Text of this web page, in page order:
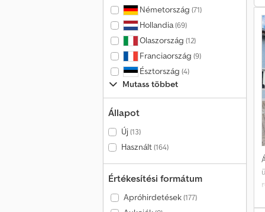
Németország (71)
Hollandia(69)
Olaszország (12)
Franciaország (9)
Észtország (4)
Mutass többet
Állapot
Új(13)
Használt(164)
Értékesítési formátum
Apróhirdetések(177)